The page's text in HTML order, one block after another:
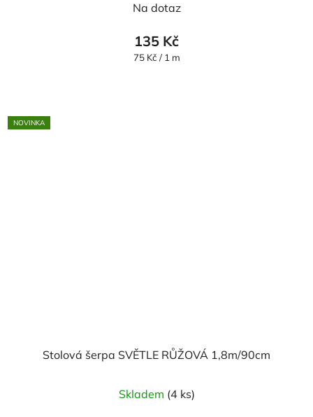
Na dotaz
135 Kč
Měrná
75 Kč / 1 m
NOVINKA
Stolová šerpa SVĚTLE RŮŽOVÁ 1,8m/90cm
Skladem (4 ks)